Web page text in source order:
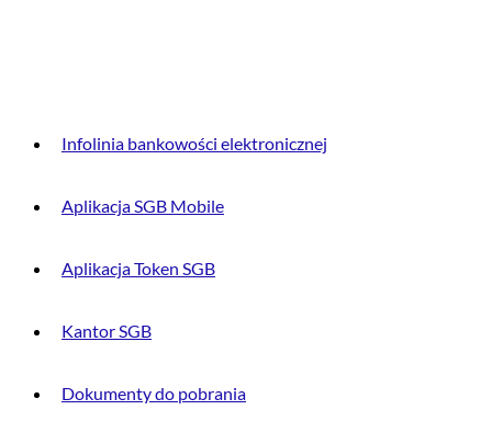
Infolinia bankowości elektronicznej
Aplikacja SGB Mobile
Aplikacja Token SGB
Kantor SGB
Dokumenty do pobrania